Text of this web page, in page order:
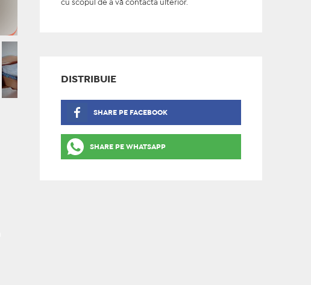
cu scopul de a vă contacta ulterior.
DISTRIBUIE
SHARE PE FACEBOOK
SHARE PE WHATSAPP